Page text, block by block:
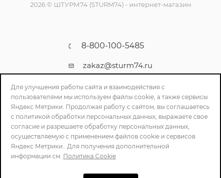
2026 © ШТУРМ74 (STURM74) - интернет-магазин
8-800-100-5485
zakaz@sturm74.ru
г. Челябинск, ул. Стартовая 34/1
ПОЛИТИКА КОНФИДЕНЦИАЛЬНОСТИ
Для улучшения работы сайта и взаимодействия с
пользователями мы используем файлы cookie, а также сервисы
Яндекс Метрики. Продолжая работу с сайтом, вы соглашаетесь
с политикой обработки персональных данных, выражаете свое
согласие и разрешаете обработку персональных данных,
осуществляемую с применением файлов cookie и сервисов
Яндекс Метрики.. Для получения дополнительной
информации см. Политика Cookie